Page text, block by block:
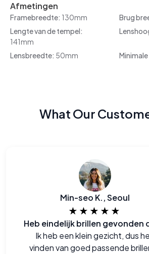
Afmetingen
Framebreedte: 130mm Brug
Lengte van de tempel:
141mm
Lensbreedte: 50mm Minimale
What Our
Min-seo K., Seoul
★★★★★
Ik heb een klein gezicht, dus
vinden van goed passende